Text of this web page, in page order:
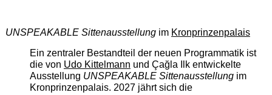
UNSPEAKABLE Sittenausstellungim Kronprinzenpalais
Ein zentraler Bestandteil der neuen Programmatik ist
die von Udo Kittelmann und Çağla Ilk entwickelte
Ausstellung UNSPEAKABLE Sittenausstellungim
Kronprinzenpalais. 2027 jährt sich die